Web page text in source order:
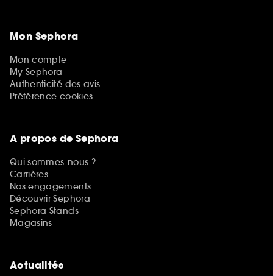
Mon Sephora
Mon compte
My Sephora
Authenticité des avis
Préférence cookies
A propos de Sephora
Qui sommes-nous ?
Carrières
Nos engagements
Découvrir Sephora
Sephora Stands
Magasins
Actualités